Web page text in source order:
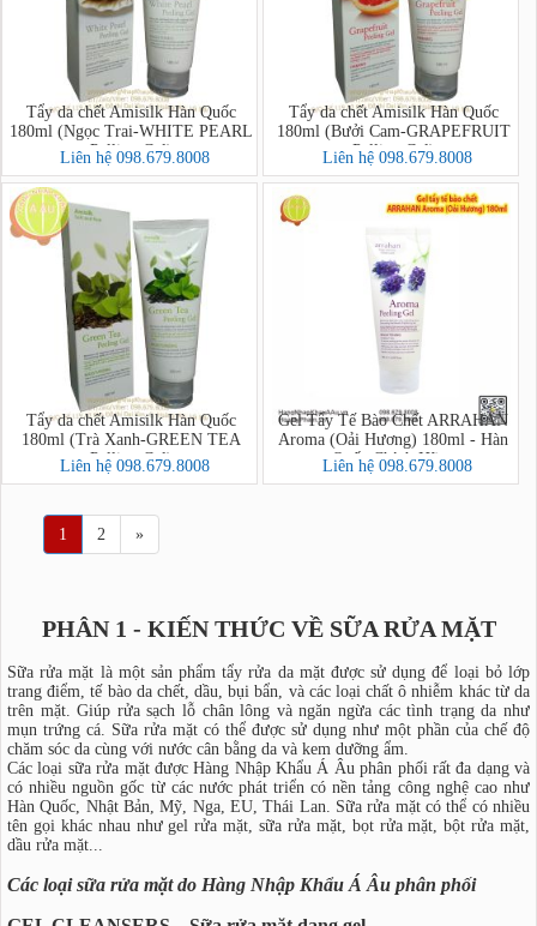
Tẩy da chết Amisilk Hàn Quốc
180ml (Ngọc Trai-WHITE PEARL
Pelling Gel)
Liên hệ 098.679.8008
Tẩy da chết Amisilk Hàn Quốc
180ml (Bưởi Cam-GRAPEFRUIT
Pelling Gel)
Liên hệ 098.679.8008
Tẩy da chết Amisilk Hàn Quốc
180ml (Trà Xanh-GREEN TEA
Pelling Gel)
Liên hệ 098.679.8008
Gel Tẩy Tế Bào Chết ARRAHAN
Aroma (Oải Hương) 180ml - Hàn
Quốc Chính Hãng
Liên hệ 098.679.8008
1 2 »
PHÂN 1 - KIẾN THỨC VỀ SỮA RỬA MẶT
Sữa rửa mặt là một sản phẩm tẩy rửa da mặt được sử dụng để loại bỏ lớp
trang điểm, tế bào da chết, dầu, bụi bẩn, và các loại chất ô nhiễm khác từ da
trên mặt. Giúp rửa sạch lỗ chân lông và ngăn ngừa các tình trạng da như
mụn trứng cá. Sữa rửa mặt có thể được sử dụng như một phần của chế độ
chăm sóc da cùng với nước cân bằng da và kem dưỡng ẩm.
Các loại sữa rửa mặt được Hàng Nhập Khẩu Á Âu phân phối rất đa dạng và
có nhiều nguồn gốc từ các nước phát triển có nền tảng công nghệ cao như
Hàn Quốc, Nhật Bản, Mỹ, Nga, EU, Thái Lan. Sữa rửa mặt có thể có nhiều
tên gọi khác nhau như gel rửa mặt, sữa rửa mặt, bọt rửa mặt, bột rửa mặt,
dầu rửa mặt...
Các loại sữa rửa mặt do Hàng Nhập Khẩu Á Âu phân phối